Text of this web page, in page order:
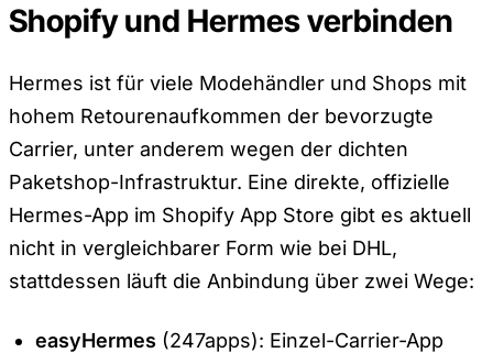
Shopify und Hermes verbinden
Hermes ist für viele Modehändler und Shops mit
hohem Retourenaufkommen der bevorzugte
Carrier, unter anderem wegen der dichten
Paketshop-Infrastruktur. Eine direkte, offizielle
Hermes-App im Shopify App Store gibt es aktuell
nicht in vergleichbarer Form wie bei DHL,
stattdessen läuft die Anbindung über zwei Wege:
easyHermes (247apps): Einzel-Carrier-App